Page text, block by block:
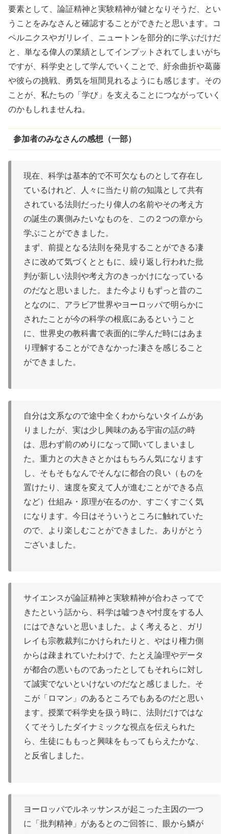
要素として、論証精神と実験精神が鍵となりそうだ、とい
うことをみなさんと確認することができたと思います。コ
ペルニクスやガリレイ、ニュートンを部分的に学ぶだけだ
と、単なる偉人の業績としてインプットされてしまいがち
ですが、科学史として学んでいくことで、紆余曲折や葛藤
や彼らの挑戦、勇気を垣間見れるようにも感じます。その
ことが、私たちの「学び」を支えることにつながっていく
のかもしれませんね。
参加者のみなさんの感想（一部）
現在、科学は基本的で不可欠なものとして存在し
ているけれど、人々に当たり前の知識として共有
されている法則だったり偉人の名前やその考え方
の誕生の裏側みたいなものを、この２つの章から
学ぶことができました。
まず、前提となる法則を発見することができる凄
さに改めて気づくとともに、繰り返し行われた批
判が新しい法則や考え方のきっかけになっている
のだなと思いました。また今よりもずっと昔のこ
となのに、アラビア世界やヨーロッパで明らかに
されたことが今の科学の根底にあるということ
に、世界史の教科書で表面的に学んだ時にはあま
り理解することができなかった凄さを感じること
ができました。
自分は文系なので途中全くわからないタイムがあ
りましたが、実は少し興味のある宇宙の話の時
は、思わず前のめりになって聞いてしまいまし
た。重力との大きさとかはもちろん気になります
し、そもそもなんでそんなに都合の良い（ものを
置けたり、速度を変えて人が進むことができる点
など）仕組み・原理が在るのか、すごくすごく気
になります。今日はそういうところに触れていた
ので、より楽しむことができました。ありがとう
ございました。
サイエンスが論証精神と実験精神が合わさってで
きたという話から、科学は嘘つきや忖度をする人
にはできないと思いました。よく考えると、ガリ
レイも宗教裁判にかけられたりと、やはり権力側
からは疎まれていたわけで、たとえ論理やデータ
が都合の悪いものであったとしてもそれらに対し
て誠実でないといけないのだなと感じました。そ
こが「ロマン」のあるところでもあるのだと思い
ます。授業で科学史を扱う時に、法則だけではな
くてそうしたダイナミックな視点を伝えられた
ら、生徒にももっと興味をもってもらえたかな、
と反省しました。
ヨーロッパでルネッサンスが起こった主因の一つ
に「批判精神」があるとのご回答に、眼から鱗が